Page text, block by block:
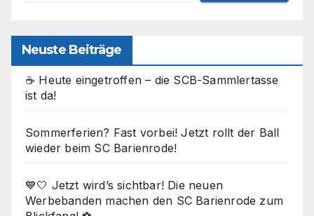
Neuste Beiträge
☕ Heute eingetroffen – die SCB-Sammlertasse
ist da!
Sommerferien? Fast vorbei! Jetzt rollt der Ball
wieder beim SC Barienrode!
💙🤍 Jetzt wird’s sichtbar! Die neuen
Werbebanden machen den SC Barienrode zum